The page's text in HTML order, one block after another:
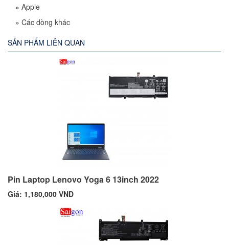
» Apple
» Các dòng khác
SẢN PHẨM LIÊN QUAN
Pin Laptop Lenovo Yoga 6 13inch 2022
Giá: 1,180,000 VND